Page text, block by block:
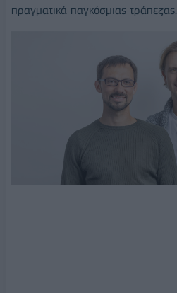
πραγματικά παγκόσμιας τράπεζας.